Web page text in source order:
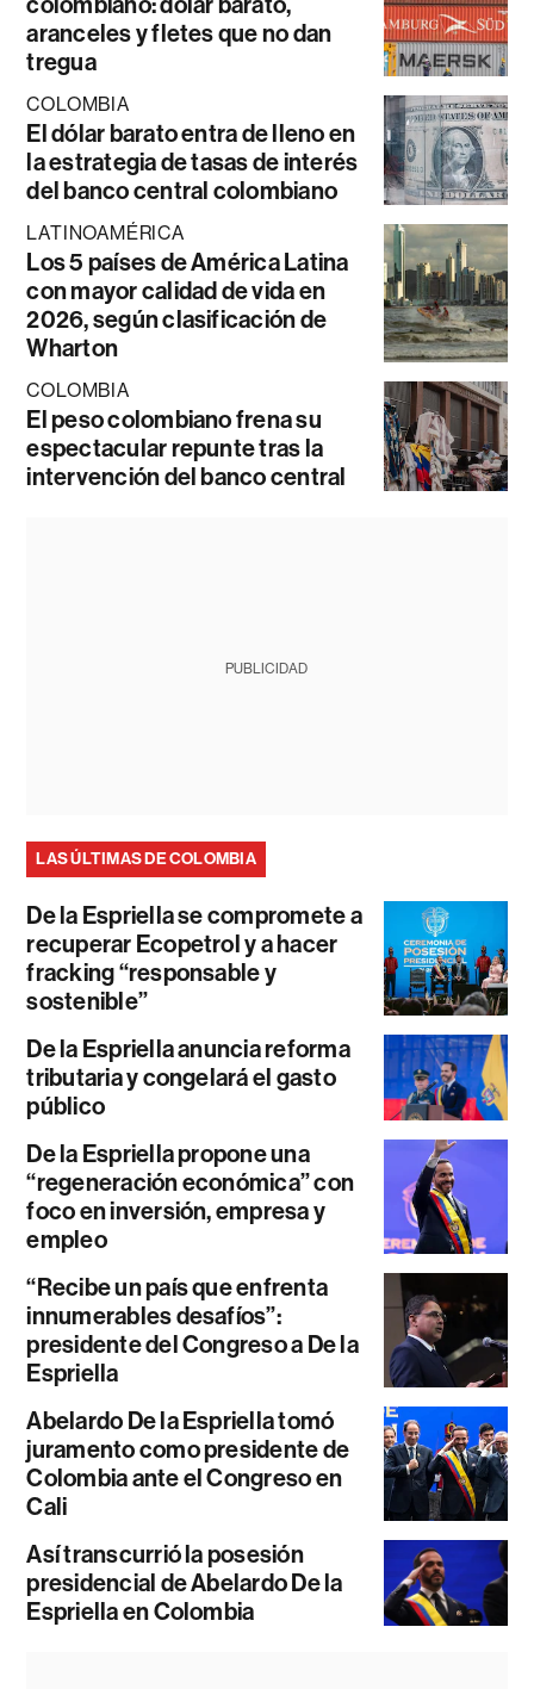
aranceles y fletes que no dan
tregua
COLOMBIA
El dólar barato entra de lleno en
la estrategia de tasas de interés
del banco central colombiano
LATINOAMÉRICA
Los 5 países de América Latina
con mayor calidad de vida en
2026, según clasificación de
Wharton
COLOMBIA
El peso colombiano frena su
espectacular repunte tras la
intervención del banco central
PUBLICIDAD
LAS ÚLTIMAS DE COLOMBIA
De la Espriella se compromete a
recuperar Ecopetrol y a hacer
fracking “responsable y
sostenible”
De la Espriella anuncia reforma
tributaria y congelará el gasto
público
De la Espriella propone una
“regeneración económica” con
foco en inversión, empresa y
empleo
“Recibe un país que enfrenta
innumerables desafíos”:
presidente del Congreso a De la
Espriella
Abelardo De la Espriella tomó
juramento como presidente de
Colombia ante el Congreso en
Cali
Así transcurrió la posesión
presidencial de Abelardo De la
Espriella en Colombia